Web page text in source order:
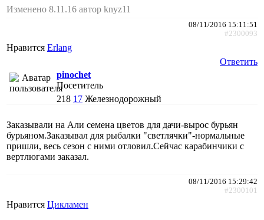
Изменено 8.11.16 автор knyz11
08/11/2016 15:11:51
#2300093
Нравится Erlang
Ответить
pinochet
Посетитель
218 17 Железнодорожный
Заказывали на Али семена цветов для дачи-вырос бурьян
бурьяном.Заказывал для рыбалки "светлячки"-нормальные
пришли, весь сезон с ними отловил.Сейчас карабинчики с
вертлюгами заказал.
08/11/2016 15:29:42
#2300101
Нравится Цикламен